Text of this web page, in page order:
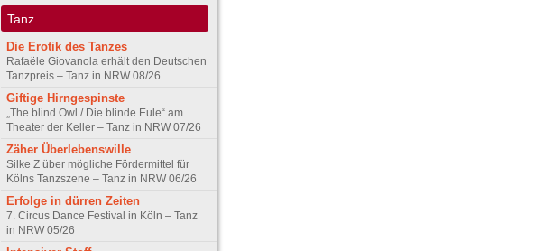
Tanz.
Die Erotik des Tanzes
Rafaële Giovanola erhält den Deutschen
Tanzpreis – Tanz in NRW 08/26
Giftige Hirngespinste
„The blind Owl / Die blinde Eule“ am
Theater der Keller – Tanz in NRW 07/26
Zäher Überlebenswille
Silke Z über mögliche Fördermittel für
Kölns Tanzszene – Tanz in NRW 06/26
Erfolge in dürren Zeiten
7. Circus Dance Festival in Köln – Tanz
in NRW 05/26